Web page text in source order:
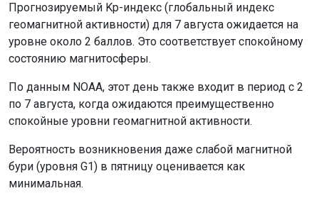
Прогнозируемый Kp-индекс (глобальный индекс
геомагнитной активности) для 7 августа ожидается на
уровне около 2 баллов. Это соответствует спокойному
состоянию магнитосферы.
По данным NOAA, этот день также входит в период с 2
по 7 августа, когда ожидаются преимущественно
спокойные уровни геомагнитной активности.
Вероятность возникновения даже слабой магнитной
бури (уровня G1) в пятницу оценивается как
минимальная.